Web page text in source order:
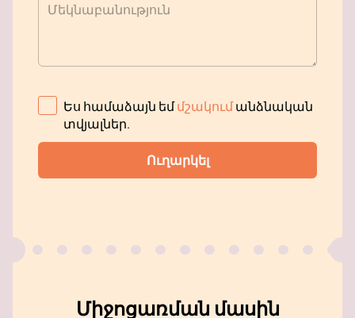
Մեկնաբանություն
Ես համաձայն եմմշակումանձնական
տվյալներ.
Ուղարկել
Միջոցառման մասին